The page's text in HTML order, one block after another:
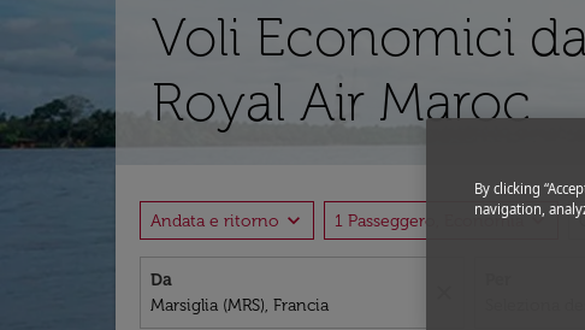
Voli Economici
Royal Air Maroc
Andata e ritorno expand_more 1 Passeggero, Economiaexpand_more
Da
By clicking
navigation,